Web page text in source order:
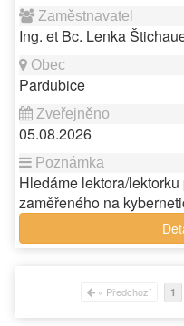
Ing. et Bc. Lenka
Pardubice
05.08.2026
Hledáme lektora/
zaměřeného na
« Předchozí 1